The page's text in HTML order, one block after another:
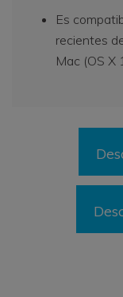
Es
recientes
Mac (OS X